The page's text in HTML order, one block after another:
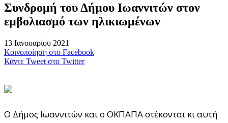
Συνδρομή του Δήμου Ιωαννιτών στον
εμβολιασμό των ηλικιωμένων
13 Ιανουαρίου 2021
Κοινοποίηση στο Facebook
Κάντε Tweet στο Twitter
Ο Δήμος Ιωαννιτών και ο ΟΚΠΑΠΑ στέκονται κι αυτή